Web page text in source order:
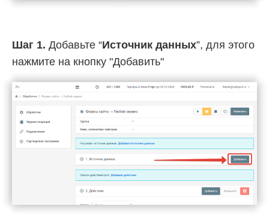
Шаг 1. Добавьте “Источник данных”, для этого
нажмите на кнопку "Добавить"